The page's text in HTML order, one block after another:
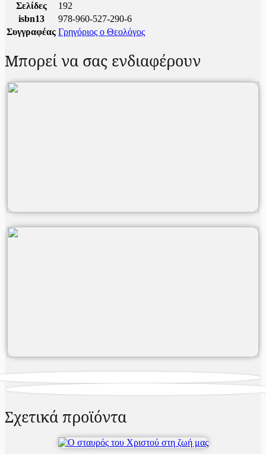
Σελίδες
192
isbn13
978-960-527-290-6
Συγγραφέας Γρηγόριος ο Θεολόγος
Μπορεί να σας ενδιαφέρουν
Σχετικά προϊόντα